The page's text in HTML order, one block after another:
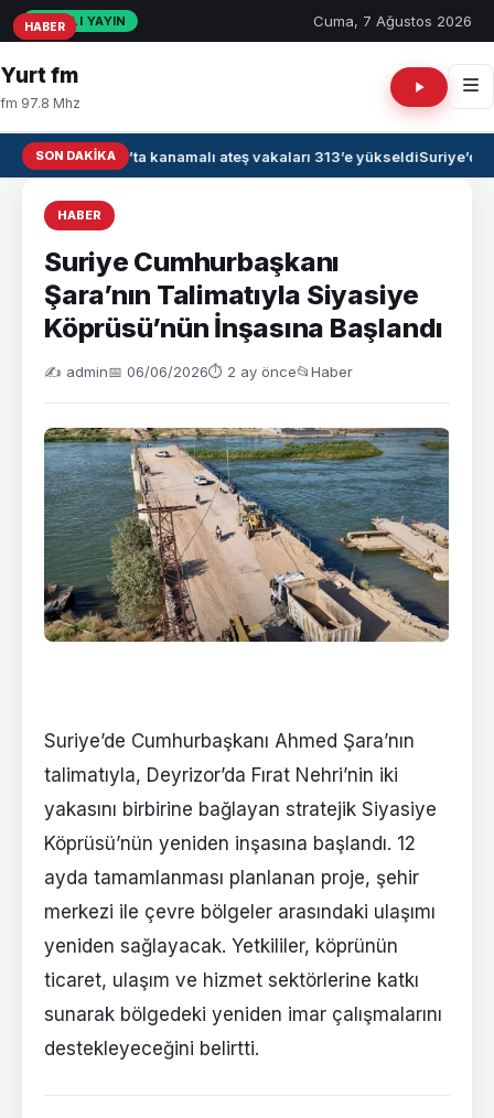
CANLI YAYIN Cuma, 7 Ağustos 2026
Yurt fm
fm 97.8 Mhz
SON DAKIKAIrak’ta kanamalı ateş vakaları 313’e yükseldiSuriye’de
HABER
Suriye Cumhurbaşkanı
Şara’nın Talimatıyla Siyasiye
Köprüsü’nün İnşasına Başlandı
✍️ admin📅 06/06/2026⏱ 2 ay önce📂Haber
Suriye’de Cumhurbaşkanı Ahmed Şara’nın
talimatıyla, Deyrizor’da Fırat Nehri’nin iki
yakasını birbirine bağlayan stratejik Siyasiye
Köprüsü’nün yeniden inşasına başlandı. 12
ayda tamamlanması planlanan proje, şehir
merkezi ile çevre bölgeler arasındaki ulaşımı
yeniden sağlayacak. Yetkililer, köprünün
ticaret, ulaşım ve hizmet sektörlerine katkı
sunarak bölgedeki yeniden imar çalışmalarını
destekleyeceğini belirtti.
HABER
HABER
HABER